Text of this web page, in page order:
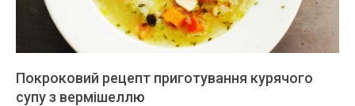
Покроковий рецепт приготування курячого
супу з вермішеллю